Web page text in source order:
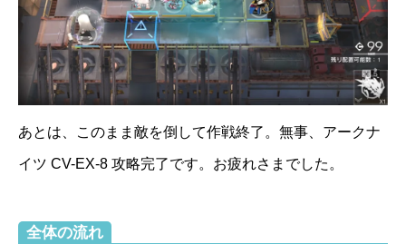
あとは、このまま敵を倒して作戦終了。無事、アークナ
イツ CV-EX-8 攻略完了です。お疲れさまでした。
全体の流れ